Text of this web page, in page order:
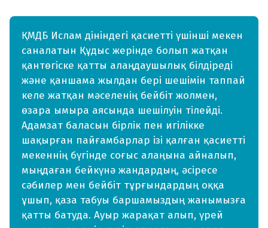
ҚМДБ Ислам дініндегі қасиетті үшінші мекен
саналатын Құдыс жерінде болып жатқан
қантөгіске қатты алаңдаушылық білдіреді
және қаншама жылдан бері шешімін таппай
келе жатқан мәселенің бейбіт жолмен,
өзара ымыра аясында шешілуін тілейді.
Адамзат баласын бірлік пен игілікке
шақырған пайғамбарлар ізі қалған қасиетті
мекеннің бүгінде соғыс алаңына айналып,
мыңдаған бейкүнә жандардың, әсіресе
сәбилер мен бейбіт тұрғындардың оққа
ұшып, қаза табуы баршамыздың жанымызға
қатты батуда. Ауыр жарақат алып, үрей